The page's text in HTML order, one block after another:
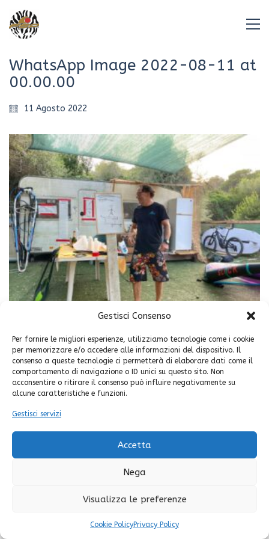
Gestisci Consenso
Per fornire le migliori esperienze, utilizziamo tecnologie come i cookie
per memorizzare e/o accedere alle informazioni del dispositivo. Il
consenso a queste tecnologie ci permetterà di elaborare dati come il
comportamento di navigazione o ID unici su questo sito. Non
acconsentire o ritirare il consenso può influire negativamente su
alcune caratteristiche e funzioni.
Gestisci servizi
Accetta
Nega
Visualizza le preferenze
Cookie PolicyPrivacy Policy
WhatsApp Image 2022-08-11 at
00.00.00
11 Agosto 2022
Share your thoughts
Devi essereconnesso per inviare un commento.
© Copyright 2025. Frassanito Surf Point |
CreditsMimosa Blu-